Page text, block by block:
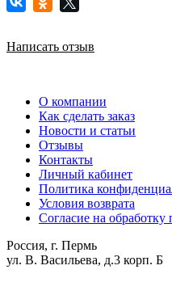
Написать отзыв
О компании
Как сделать заказ
Новости и статьи
Отзывы
Контакты
Личный кабинет
Политика
Условия возврата
Согласие на
Россия, г. Пермь
ул. В. Васильева, д.3 корп. Б